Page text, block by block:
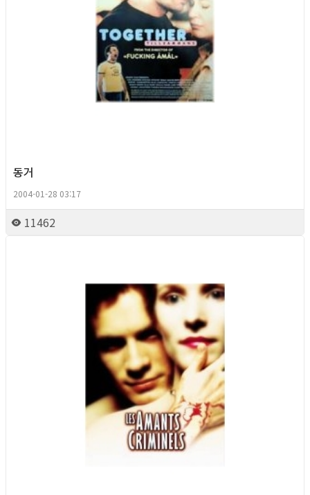
동거
2004-01-28 03:17
11462